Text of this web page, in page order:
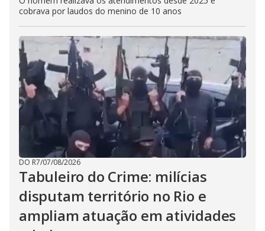
cobrava por laudos do menino de 10 anos
DO R7/07/08/2026
Tabuleiro do Crime: milícias
disputam território no Rio e
ampliam atuação em atividades